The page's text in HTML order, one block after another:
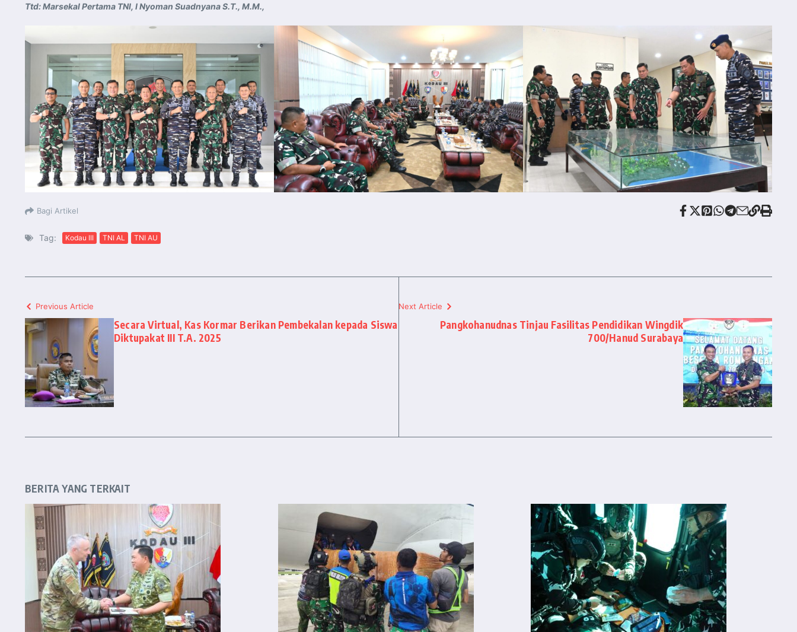
Ttd: Marsekal Pertama TNI, I Nyoman Suadnyana S.T., M.M.,
Bagi Artikel
Tag: Kodau III TNI AL TNI AU
Previous Article
Secara Virtual, Kas Kormar Berikan Pembekalan kepada Siswa
Diktupakat III T.A. 2025
Next Article
Pangkohanudnas Tinjau Fasilitas Pendidikan Wingdik
700/Hanud Surabaya
BERITA YANG TERKAIT